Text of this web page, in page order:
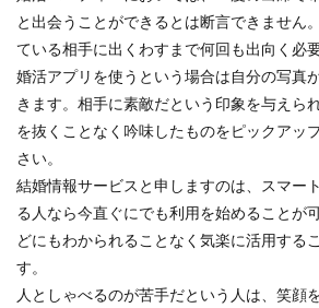
と出会うことができるとは断言できません
ている相手に出くわすまで何回も出向く必
婚活アプリを使うという場合は自分の写真
きます。相手に素敵だという印象を与えら
を抜くことなく吟味したものをピックアッ
さい。
結婚情報サービスと申しますのは、スマー
る人なら今直ぐにでも利用を始めることが
どにもわかられることなく気楽に活用する
す。
人としゃべるのが苦手だという人は、笑顔